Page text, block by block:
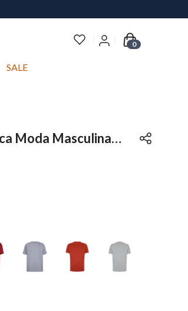
0
SALE
Moda Masculina